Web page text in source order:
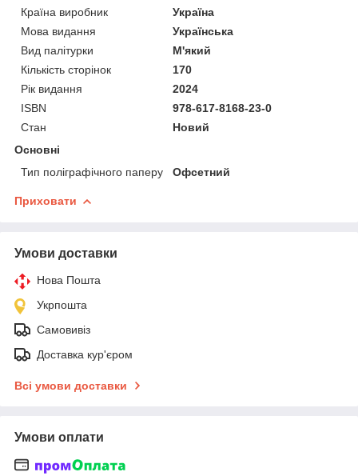
Країна виробник
Україна
Мова видання
Українська
Вид палітурки
М'який
Кількість сторінок
170
Рік видання
2024
ISBN
978-617-8168-23-0
Стан
Новий
Основні
Тип поліграфічного паперу
Офсетний
Приховати
Умови доставки
Нова Пошта
Укрпошта
Самовивіз
Доставка кур'єром
Всі умови доставки
Умови оплати